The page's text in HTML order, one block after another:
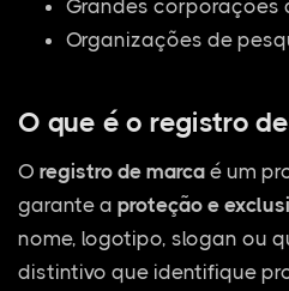
Grandes corporações
Organizações de
O que é o registro
O registro de marca é um
garante a proteção e
nome, logotipo, slogan ou
distintivo que identifique